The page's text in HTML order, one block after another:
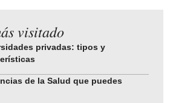
visitado
privadas: tipos y
de la Salud que puedes